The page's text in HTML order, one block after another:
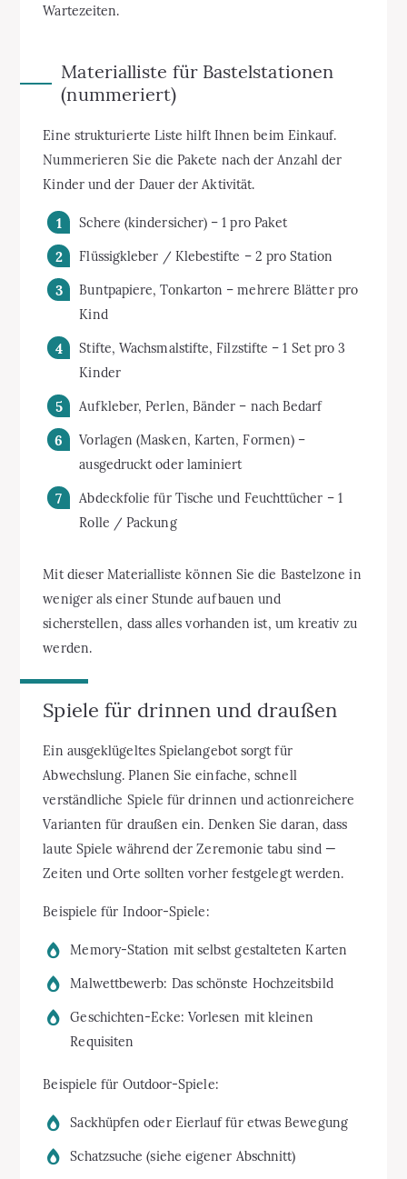
Wartezeiten.
Materialliste für Bastelstationen
(nummeriert)
Eine strukturierte Liste hilft Ihnen beim Einkauf.
Nummerieren Sie die Pakete nach der Anzahl der
Kinder und der Dauer der Aktivität.
Schere (kindersicher) – 1 pro Paket
Flüssigkleber / Klebestifte – 2 pro Station
Buntpapiere, Tonkarton – mehrere Blätter pro
Kind
Stifte, Wachsmalstifte, Filzstifte – 1 Set pro 3
Kinder
Aufkleber, Perlen, Bänder – nach Bedarf
Vorlagen (Masken, Karten, Formen) –
ausgedruckt oder laminiert
Abdeckfolie für Tische und Feuchttücher – 1
Rolle / Packung
Mit dieser Materialliste können Sie die Bastelzone in
weniger als einer Stunde aufbauen und
sicherstellen, dass alles vorhanden ist, um kreativ zu
werden.
Spiele für drinnen und draußen
Ein ausgeklügeltes Spielangebot sorgt für
Abwechslung. Planen Sie einfache, schnell
verständliche Spiele für drinnen und actionreichere
Varianten für draußen ein. Denken Sie daran, dass
laute Spiele während der Zeremonie tabu sind —
Zeiten und Orte sollten vorher festgelegt werden.
Beispiele für Indoor-Spiele:
Memory-Station mit selbst gestalteten Karten
Malwettbewerb: Das schönste Hochzeitsbild
Geschichten-Ecke: Vorlesen mit kleinen
Requisiten
Beispiele für Outdoor-Spiele:
Sackhüpfen oder Eierlauf für etwas Bewegung
Schatzsuche (siehe eigener Abschnitt)